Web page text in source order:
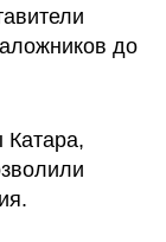
до
Катара,